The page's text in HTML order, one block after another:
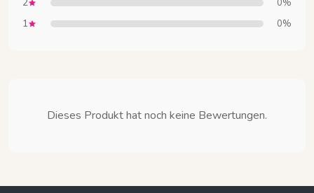
0%
1 0%
Dieses Produkt hat noch keine Bewertungen.